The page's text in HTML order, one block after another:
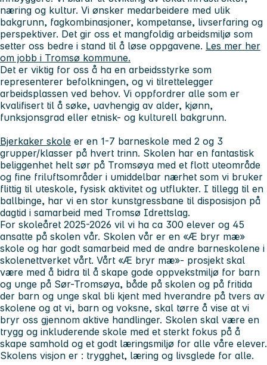
næring og kultur. Vi ønsker medarbeidere med ulik
bakgrunn, fagkombinasjoner, kompetanse, livserfaring og
perspektiver. Det gir oss et mangfoldig arbeidsmiljø som
setter oss bedre i stand til å løse oppgavene. Les mer her
om jobb i Tromsø kommune.
Det er viktig for oss å ha en arbeidsstyrke som
representerer befolkningen, og vi tilrettelegger
arbeidsplassen ved behov. Vi oppfordrer alle som er
kvalifisert til å søke, uavhengig av alder, kjønn,
funksjonsgrad eller etnisk- og kulturell bakgrunn.
Bjerkaker skole er en 1-7 barneskole med 2 og 3
grupper/klasser på hvert trinn. Skolen har en fantastisk
beliggenhet helt sør på Tromsøya med et flott uteområde
og fine friluftsområder i umiddelbar nærhet som vi bruker
flittig til uteskole, fysisk aktivitet og utflukter. I tillegg til en
ballbinge, har vi en stor kunstgressbane til disposisjon på
dagtid i samarbeid med Tromsø Idrettslag.
For skoleåret 2025-2026 vil vi ha ca 300 elever og 45
ansatte på skolen vår. Skolen vår er en «Æ bryr mæ»
skole og har godt samarbeid med de andre barneskolene i
skolenettverket vårt. Vårt «Æ bryr mæ»- prosjekt skal
være med å bidra til å skape gode oppvekstmiljø for barn
og unge på Sør-Tromsøya, både på skolen og på fritida
der barn og unge skal bli kjent med hverandre på tvers av
skolene og at vi, barn og voksne, skal tørre å vise at vi
bryr oss gjennom aktive handlinger. Skolen skal være en
trygg og inkluderende skole med et sterkt fokus på å
skape samhold og et godt læringsmiljø for alle våre elever.
Skolens visjon er : trygghet, læring og livsglede for alle.